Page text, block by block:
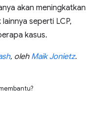
akan meningkatkan
seperti LCP,
kasus.
, oleh Maik Jonietz.